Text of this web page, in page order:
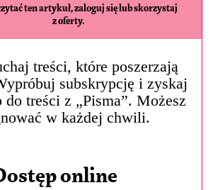
ten artykuł, zaloguj się lub skorzystaj
z oferty.
treści, które poszerzają
subskrypcję i zyskaj
do treści z „Pisma”. Możesz
w każdej chwili.
online